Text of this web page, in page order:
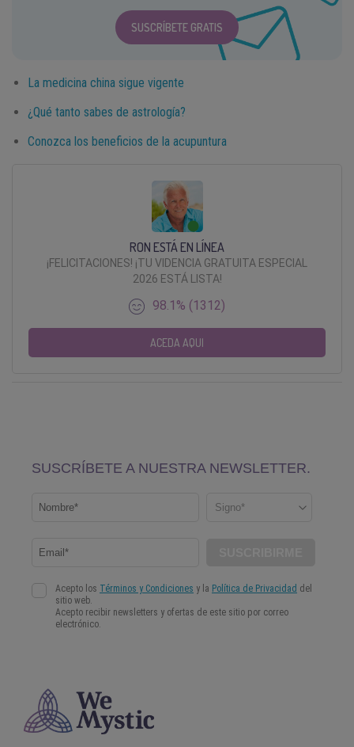
SUSCRÍBETE GRATIS
La medicina china sigue vigente
¿Qué tanto sabes de astrología?
Conozca los beneficios de la acupuntura
RON ESTÁ EN LÍNEA
¡FELICITACIONES! ¡TU VIDENCIA GRATUITA ESPECIAL
2026 ESTÁ LISTA!
98.1% (1312)
ACEDA AQUI